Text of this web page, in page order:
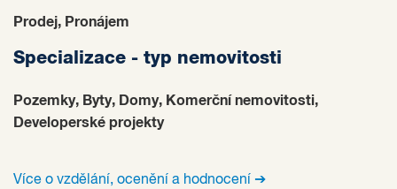
Prodej, Pronájem
Specializace - typ nemovitosti
Pozemky, Byty, Domy, Komerční nemovitosti,
Developerské projekty
Více o vzdělání, ocenění a hodnocení ➔